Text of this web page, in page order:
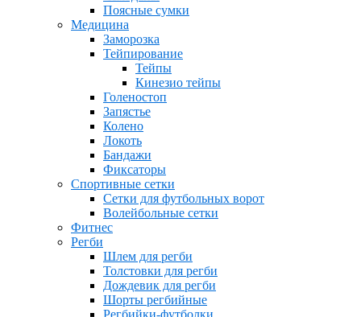
Поясные сумки
Медицина
Заморозка
Тейпирование
Тейпы
Кинезио тейпы
Голеностоп
Запястье
Колено
Локоть
Бандажи
Фиксаторы
Спортивные сетки
Сетки для футбольных ворот
Волейбольные сетки
Фитнес
Регби
Шлем для регби
Толстовки для регби
Дождевик для регби
Шорты регбийные
Регбийки-футболки